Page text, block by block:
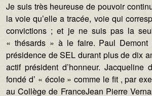
Je suis très heureuse de pouvoir
la voie qu’elle a tracée, voie qui
convictions ; et je ne suis pas la
« thésards » à le faire. Paul
présidence de SEL durant plus de dix
actif président d’honneur. Jacqueline
fondé d’ « école » comme le fit , par
au Collège de FranceJean Pierre